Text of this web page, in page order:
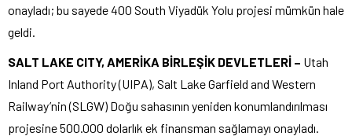
onayladı; bu sayede 400 South Viyadük Yolu projesi mümkün hale
geldi.
SALT LAKE CITY, AMERİKA BİRLEŞİK DEVLETLERİ – Utah
Inland Port Authority (UIPA), Salt Lake Garfield and Western
Railway’nin (SLGW) Doğu sahasının yeniden konumlandırılması
projesine 500.000 dolarlık ek finansman sağlamayı onayladı.